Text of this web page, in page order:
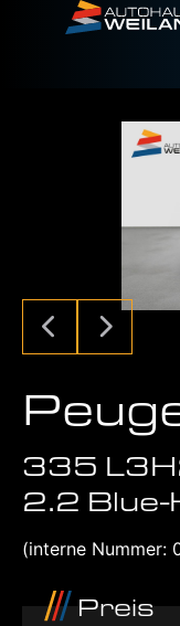
335
2.2 Blue-
(interne Nummer:
Preis